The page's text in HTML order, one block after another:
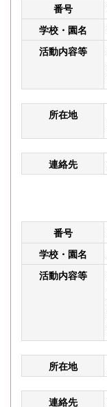
番号
学校・園名
活動内容等
所在地
連絡先
番号
学校・園名
活動内容等
所在地
連絡先